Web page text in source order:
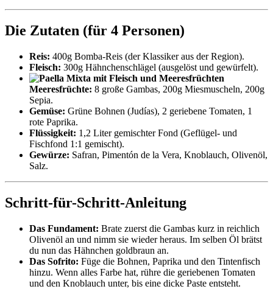
Die Zutaten (für 4 Personen)
Reis: 400g Bomba-Reis (der Klassiker aus der Region).
Fleisch: 300g Hähnchenschlägel (ausgelöst und gewürfelt).
Meeresfrüchte: 8 große Gambas, 200g Miesmuscheln, 200g
Sepia.
Gemüse: Grüne Bohnen (Judías), 2 geriebene Tomaten, 1
rote Paprika.
Flüssigkeit: 1,2 Liter gemischter Fond (Geflügel- und
Fischfond 1:1 gemischt).
Gewürze: Safran, Pimentón de la Vera, Knoblauch, Olivenöl,
Salz.
Schritt-für-Schritt-Anleitung
Das Fundament: Brate zuerst die Gambas kurz in reichlich
Olivenöl an und nimm sie wieder heraus. Im selben Öl brätst
du nun das Hähnchen goldbraun an.
Das Sofrito: Füge die Bohnen, Paprika und den Tintenfisch
hinzu. Wenn alles Farbe hat, rühre die geriebenen Tomaten
und den Knoblauch unter, bis eine dicke Paste entsteht.